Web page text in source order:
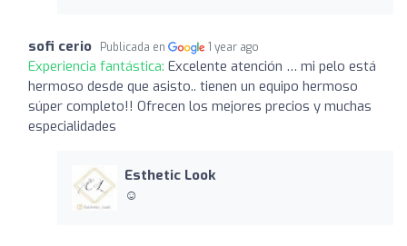
sofi cerio Publicada en 1 year ago
Experiencia fantástica: Excelente atención … mi pelo está
hermoso desde que asisto.. tienen un equipo hermoso
súper completo!! Ofrecen los mejores precios y muchas
especialidades
Esthetic Look
☺️